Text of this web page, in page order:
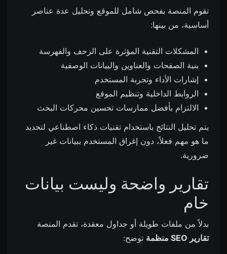
تقوم المنصة بفحص شامل للموقع وتحليل عدة عناصر
أساسية، من بينها:
المشكلات التقنية المؤثرة على الزحف والفهرسة
بنية الصفحات والعناوين والبيانات الوصفية
إشارات الأداء وتجربة المستخدم
الروابط الداخلية وتنظيم الموقع
الالتزام بأفضل ممارسات تحسين محركات البحث
يتم تحليل النتائج باستخدام تقنيات ذكاء اصطناعي لتحديد
ما هو مهم فعلاً، دون إغراق المستخدم ببيانات غير
ضرورية.
تقارير واضحة وليست بيانات
خام
بدلاً من ملفات طويلة أو جداول معقدة، تقدم المنصة
تقارير SEO منظمة
توضح: